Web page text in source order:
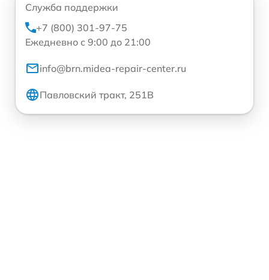
Служба поддержки
+7 (800) 301-97-75
Ежедневно с 9:00 до 21:00
info@brn.midea-repair-center.ru
Павловский тракт, 251В